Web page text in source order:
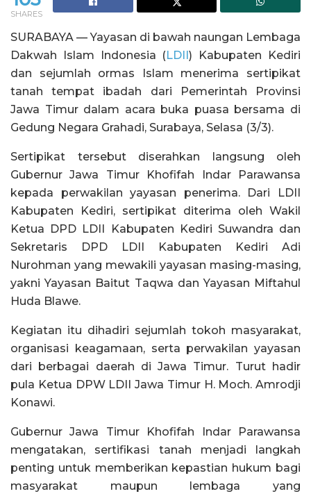
SHARES
SURABAYA — Yayasan di bawah naungan Lembaga
Dakwah Islam Indonesia (LDII) Kabupaten Kediri
dan sejumlah ormas Islam menerima sertipikat
tanah tempat ibadah dari Pemerintah Provinsi
Jawa Timur dalam acara buka puasa bersama di
Gedung Negara Grahadi, Surabaya, Selasa (3/3).
Sertipikat tersebut diserahkan langsung oleh
Gubernur Jawa Timur Khofifah Indar Parawansa
kepada perwakilan yayasan penerima. Dari LDII
Kabupaten Kediri, sertipikat diterima oleh Wakil
Ketua DPD LDII Kabupaten Kediri Suwandra dan
Sekretaris DPD LDII Kabupaten Kediri Adi
Nurohman yang mewakili yayasan masing-masing,
yakni Yayasan Baitut Taqwa dan Yayasan Miftahul
Huda Blawe.
Kegiatan itu dihadiri sejumlah tokoh masyarakat,
organisasi keagamaan, serta perwakilan yayasan
dari berbagai daerah di Jawa Timur. Turut hadir
pula Ketua DPW LDII Jawa Timur H. Moch. Amrodji
Konawi.
Gubernur Jawa Timur Khofifah Indar Parawansa
mengatakan, sertifikasi tanah menjadi langkah
penting untuk memberikan kepastian hukum bagi
masyarakat maupun lembaga yang